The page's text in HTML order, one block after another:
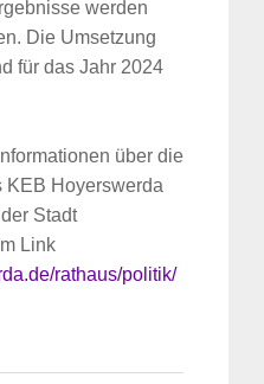
werden
Die Umsetzung
für das Jahr 2024
über die
KEB Hoyerswerda
Stadt
Link
rathaus/politik/